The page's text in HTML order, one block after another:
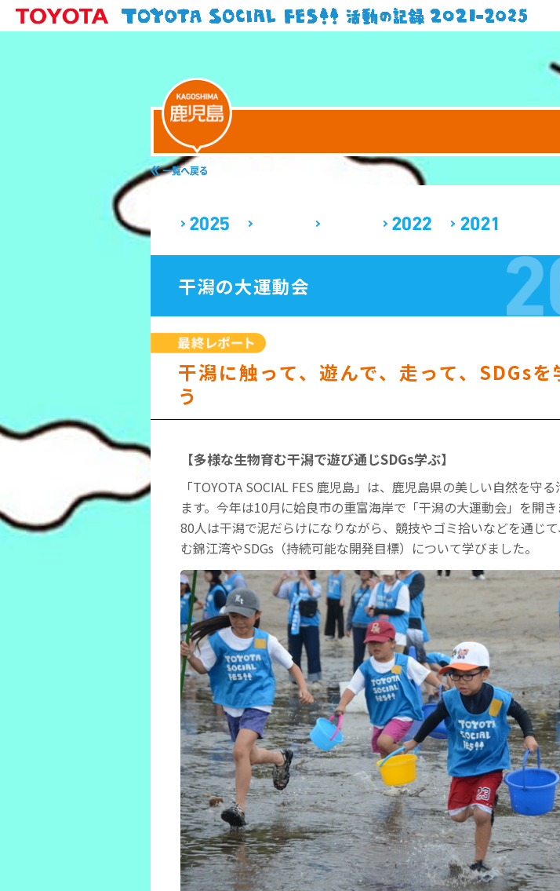
干潟の大運動会
干潟に触って、遊んで、走って、SDGsを
う
【多様な生物育む干潟で遊び通じSDGs学ぶ】
「TOYOTA SOCIAL FES 鹿児島」は、鹿児島県の美しい自然を守
ます。今年は10月に姶良市の重富海岸で「干潟の大運動会」を開
80人は干潟で泥だらけになりながら、競技やゴミ拾いなどを通じ
む錦江湾やSDGs（持続可能な開発目標）について学びました。